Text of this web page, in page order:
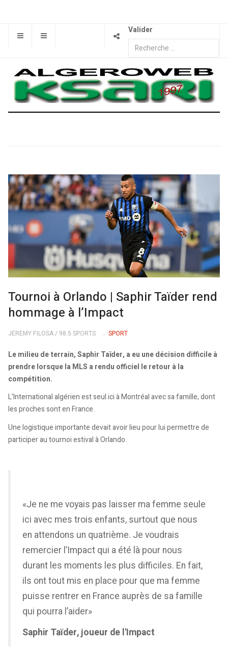
Valider
Tournoi à Orlando | Saphir Taïder rend
hommage à l’Impact
JEREMY FILOSA / 98.5 SPORTS SPORT
Le milieu de terrain, Saphir Taïder, a eu une décision difficile à
prendre lorsque la MLS a rendu officiel le retour à la
compétition.
L’International algérien est seul ici à Montréal avec sa famille, dont
les proches sont en France.
Une logistique importante devait avoir lieu pour lui permettre de
participer au tournoi estival à Orlando.
«Je ne me voyais pas laisser ma femme seule
ici avec mes trois enfants, surtout que nous
en attendons un quatrième. Je voudrais
remercier l’Impact qui a été là pour nous
durant les moments les plus difficiles. En fait,
ils ont tout mis en place pour que ma femme
puisse rentrer en France auprès de sa famille
qui pourra l’aider»
Saphir Taïder, joueur de l'Impact